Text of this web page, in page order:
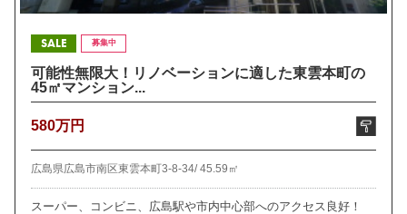
SALE 募集中
可能性無限大！リノベーションに適した東雲本町の
45㎡マンション...
580万円
広島県広島市南区東雲本町3-8-34/45.59㎡
スーパー、コンビニ、広島駅や市内中心部へのアクセス良好！